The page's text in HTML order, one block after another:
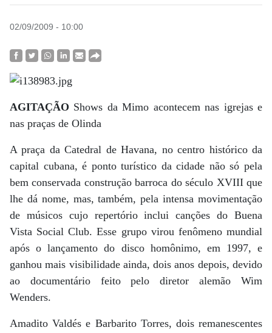
02/09/2009 - 10:00
AGITAÇÃO Shows da Mimo acontecem nas igrejas e
nas praças de Olinda
A praça da Catedral de Havana, no centro histórico da
capital cubana, é ponto turístico da cidade não só pela
bem conservada construção barroca do século XVIII que
lhe dá nome, mas, também, pela intensa movimentação
de músicos cujo repertório inclui canções do Buena
Vista Social Club. Esse grupo virou fenômeno mundial
após o lançamento do disco homônimo, em 1997, e
ganhou mais visibilidade ainda, dois anos depois, devido
ao documentário feito pelo diretor alemão Wim
Wenders.
Amadito Valdés e Barbarito Torres, dois remanescentes